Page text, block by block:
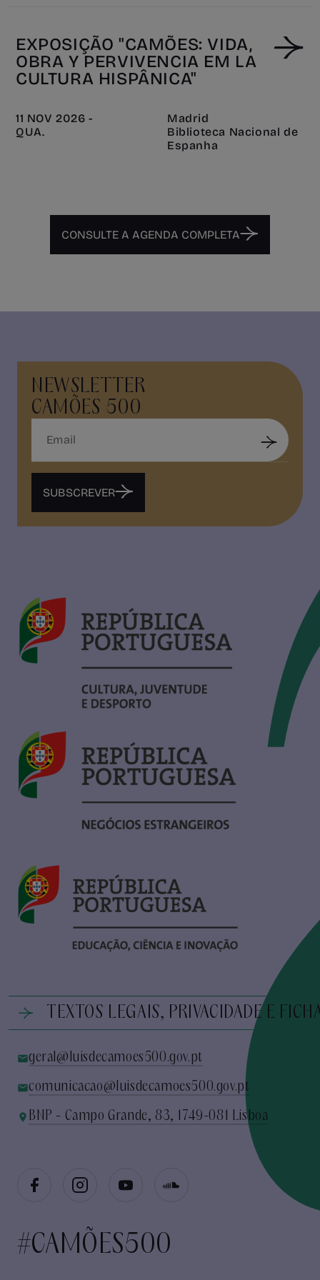
EXPOSIÇÃO "CAMÕES: VIDA,
OBRA Y PERVIVENCIA EM LA
CULTURA HISPÂNICA"
11 NOV 2026 -
QUA.
Madrid
Biblioteca Nacional de
Espanha
CONSULTE A AGENDA COMPLETA
NEWSLETTER
CAMÕES 500
SUBSCREVER
TEXTOS LEGAIS, PRIVACIDADE E
geral@luisdecamoes500.gov.pt
comunicacao@luisdecamoes500.gov.pt
BNP - Campo Grande, 83, 1749-081 Lisboa
#CAMÕES500